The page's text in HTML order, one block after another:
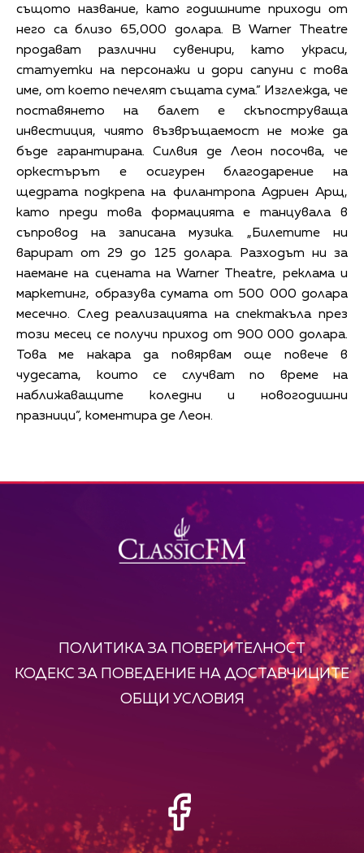
същото название, като годишните приходи от
него са близо 65,000 долара. В Warner Theatre
продават различни сувенири, като украси,
статуетки на персонажи и дори сапуни с това
име, от което печелят същата сума.” Изглежда, че
поставянето на балет е скъпоструваща
инвестиция, чиято възвръщаемост не може да
бъде гарантирана. Силвия де Леон посочва, че
оркестърът е осигурен благодарение на
щедрата подкрепа на филантропа Адриен Арщ,
като преди това формацията е танцувала в
съпровод на записана музика. „Билетите ни
варират от 29 до 125 долара. Разходът ни за
наемане на сцената на Warner Theatre, реклама и
маркетинг, образува сумата от 500 000 долара
месечно. След реализацията на спектакъла през
този месец се получи приход от 900 000 долара.
Това ме накара да повярвам още повече в
чудесата, които се случват по време на
наближаващите коледни и новогодишни
празници”, коментира де Леон.
ПОЛИТИКА ЗА ПОВЕРИТЕЛНОСТ
КОДЕКС ЗА ПОВЕДЕНИЕ НА ДОСТАВЧИЦИТЕ
ОБЩИ УСЛОВИЯ